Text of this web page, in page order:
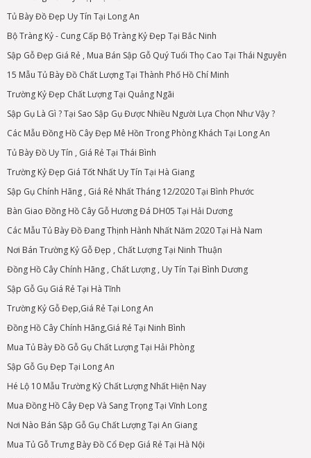
Tủ Bày Đồ Đẹp Uy Tín Tại Long An
Bộ Tràng Kỷ - Cung Cấp Bộ Tràng Kỷ Đẹp Tại Bắc Ninh
Sập Gỗ Đẹp Giá Rẻ , Mua Bán Sập Gỗ Quý Tuổi Thọ Cao Tại Thái Nguyên
15 Mẫu Tủ Bày Đồ Chất Lượng Tại Thành Phố Hồ Chí Minh
Trường Kỷ Đẹp Chất Lượng Tại Quảng Ngãi
Sập Gụ Là Gì ? Tại Sao Sập Gụ Được Nhiều Người Lựa Chọn Như Vậy ?
Các Mẫu Đồng Hồ Cây Đẹp Mê Hồn Trong Phòng Khách Tại Long An
Tủ Bày Đồ Uy Tín , Giá Rẻ Tại Thái Bình
Trường Kỷ Đẹp Giá Tốt Nhất Uy Tín Tại Hà Giang
Sập Gụ Chính Hãng , Giá Rẻ Nhất Tháng 12/2020 Tại Bình Phước
Bàn Giao Đồng Hồ Cây Gỗ Hương Đá DH05 Tại Hải Dương
Các Mẫu Tủ Bày Đồ Đang Thịnh Hành Nhất Năm 2020 Tại Hà Nam
Nơi Bán Trường Kỷ Gỗ Đẹp , Chất Lượng Tại Ninh Thuận
Đồng Hồ Cây Chính Hãng , Chất Lượng , Uy Tín Tại Bình Dương
Sập Gỗ Gụ Giá Rẻ Tại Hà Tĩnh
Trường Kỷ Gỗ Đẹp,Giá Rẻ Tại Long An
Đồng Hồ Cây Chính Hãng,Giá Rẻ Tại Ninh Bình
Mua Tủ Bày Đồ Gỗ Gụ Chất Lượng Tại Hải Phòng
Sập Gỗ Gụ Đẹp Tại Long An
Hé Lộ 10 Mẫu Trường Kỷ Chất Lượng Nhất Hiện Nay
Mua Đồng Hồ Cây Đẹp Và Sang Trọng Tại Vĩnh Long
Nơi Nào Bán Sập Gỗ Gụ Chất Lượng Tại An Giang
Mua Tủ Gỗ Trưng Bày Đồ Cổ Đẹp Giá Rẻ Tại Hà Nội